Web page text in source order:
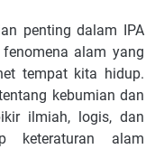
penting dalam IPA
alam yang
tempat kita hidup.
kebumian dan
ilmiah, logis, dan
keteraturan alam